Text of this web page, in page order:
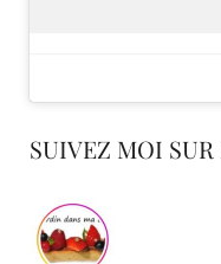
SUIVEZ MOI